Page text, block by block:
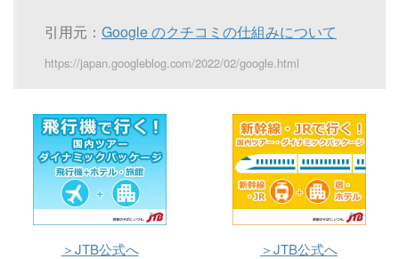
引用元： Google のクチコミの仕組みについて
https://japan.googleblog.com/2022/02/google.html
＞JTB公式へ ＞JTB公式へ